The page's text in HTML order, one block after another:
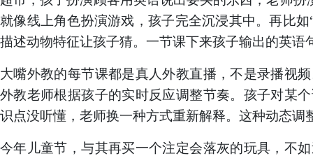
就像线上角色扮演游戏，孩子完全沉浸其中。再比
描述动物特征让孩子猜。一节课下来孩子输出的英
大嘴外教的每节课都是真人外教直播，不是录播视
外教老师根据孩子的实时反应调整节奏。孩子对某
识点没听懂，老师换一种方式重新解释。这种动态调
今年儿童节，与其再买一个注定会落灰的玩具，不